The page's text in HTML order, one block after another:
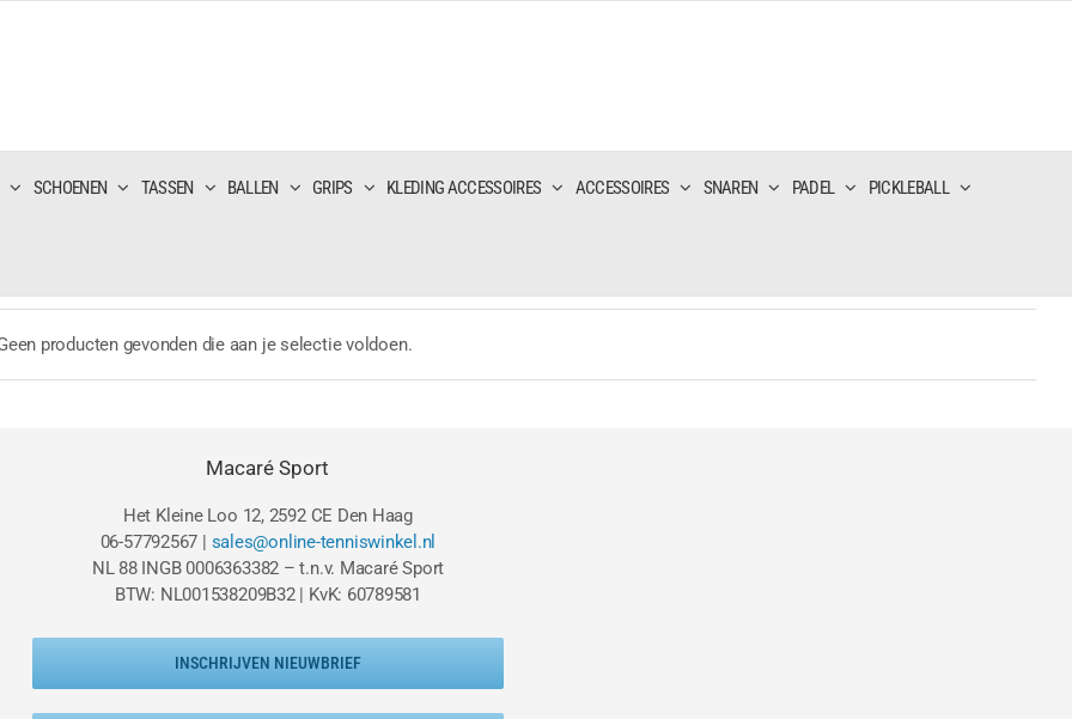
SCHOENEN TASSEN BALLEN GRIPS KLEDING ACCESSOIRES ACCESSOIRES SNAREN PADEL PICKLEBALL
producten gevonden die aan je selectie voldoen.
Macaré Sport
Het Kleine Loo 12, 2592 CE Den Haag
06-57792567 | sales@online-tenniswinkel.nl
NL 88 INGB 0006363382 – t.n.v. Macaré Sport
BTW: NL001538209B32 | KvK: 60789581
INSCHRIJVEN NIEUWBRIEF